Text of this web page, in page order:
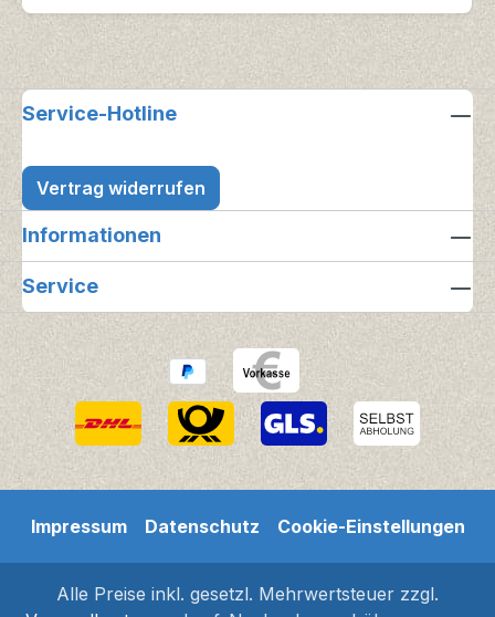
Service-Hotline
Vertrag widerrufen
Informationen
Service
Impressum Datenschutz Cookie-Einstellungen
Alle Preise inkl. gesetzl. Mehrwertsteuer zzgl.